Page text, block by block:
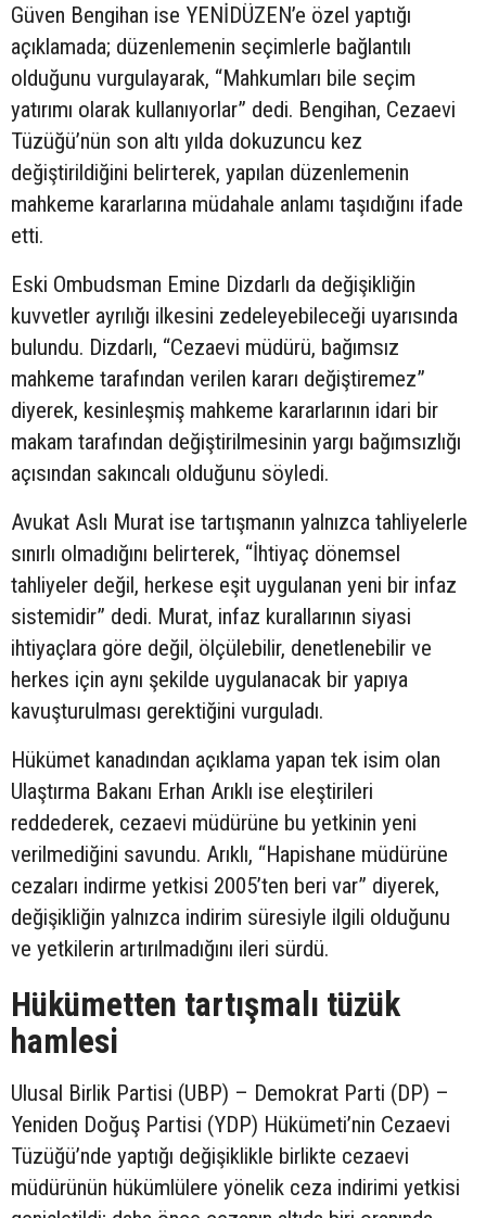
Güven Bengihan ise YENİDÜZEN’e özel yaptığı
açıklamada; düzenlemenin seçimlerle bağlantılı
olduğunu vurgulayarak, “Mahkumları bile seçim
yatırımı olarak kullanıyorlar” dedi. Bengihan, Cezaevi
Tüzüğü’nün son altı yılda dokuzuncu kez
değiştirildiğini belirterek, yapılan düzenlemenin
mahkeme kararlarına müdahale anlamı taşıdığını ifade
etti.
Eski Ombudsman Emine Dizdarlı da değişikliğin
kuvvetler ayrılığı ilkesini zedeleyebileceği uyarısında
bulundu. Dizdarlı, “Cezaevi müdürü, bağımsız
mahkeme tarafından verilen kararı değiştiremez”
diyerek, kesinleşmiş mahkeme kararlarının idari bir
makam tarafından değiştirilmesinin yargı bağımsızlığı
açısından sakıncalı olduğunu söyledi.
Avukat Aslı Murat ise tartışmanın yalnızca tahliyelerle
sınırlı olmadığını belirterek, “İhtiyaç dönemsel
tahliyeler değil, herkese eşit uygulanan yeni bir infaz
sistemidir” dedi. Murat, infaz kurallarının siyasi
ihtiyaçlara göre değil, ölçülebilir, denetlenebilir ve
herkes için aynı şekilde uygulanacak bir yapıya
kavuşturulması gerektiğini vurguladı.
Hükümet kanadından açıklama yapan tek isim olan
Ulaştırma Bakanı Erhan Arıklı ise eleştirileri
reddederek, cezaevi müdürüne bu yetkinin yeni
verilmediğini savundu. Arıklı, “Hapishane müdürüne
cezaları indirme yetkisi 2005’ten beri var” diyerek,
değişikliğin yalnızca indirim süresiyle ilgili olduğunu
ve yetkilerin artırılmadığını ileri sürdü.
Hükümetten tartışmalı tüzük
hamlesi
Ulusal Birlik Partisi (UBP) – Demokrat Parti (DP) –
Yeniden Doğuş Partisi (YDP) Hükümeti’nin Cezaevi
Tüzüğü’nde yaptığı değişiklikle birlikte cezaevi
müdürünün hükümlülere yönelik ceza indirimi yetkisi